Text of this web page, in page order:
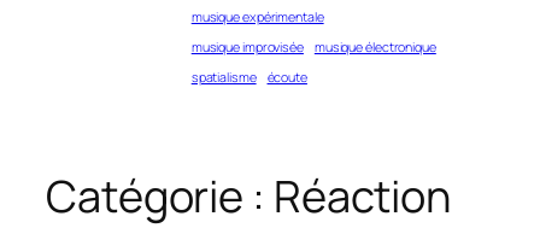
musique expérimentale
musique improvisée
musique électronique
spatialisme
écoute
Catégorie : Réaction